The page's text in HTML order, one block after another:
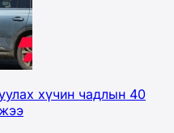
хүчин чадлын 40